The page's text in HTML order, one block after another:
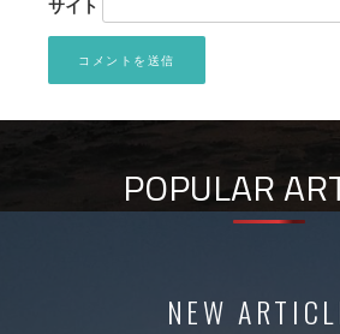
サイト
POPULAR
NEW